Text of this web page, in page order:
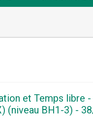
et Temps libre
(niveau BH1-3) -